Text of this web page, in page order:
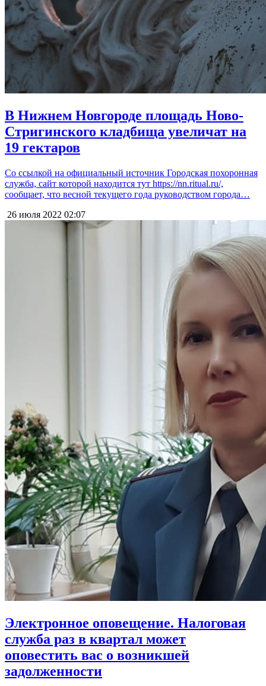
В Нижнем Новгороде площадь Ново-
Стригинского кладбища увеличат на
19 гектаров
Со ссылкой на официальный источник Городская похоронная
служба, сайт которой находится тут https://nn.ritual.ru/,
сообщает, что весной текущего года руководством города…
26 июля 2022 02:07
Электронное оповещение. Налоговая
служба раз в квартал может
оповестить вас о возникшей
задолженности